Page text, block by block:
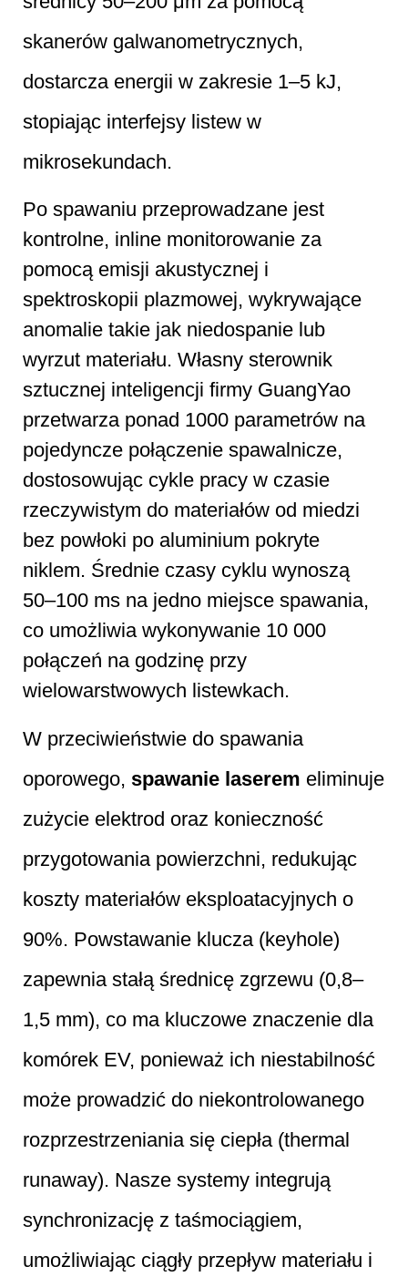
skanerów galwanometrycznych,
dostarcza energii w zakresie 1–5 kJ,
stopiając interfejsy listew w
mikrosekundach.
Po spawaniu przeprowadzane jest
kontrolne, inline monitorowanie za
pomocą emisji akustycznej i
spektroskopii plazmowej, wykrywające
anomalie takie jak niedospanie lub
wyrzut materiału. Własny sterownik
sztucznej inteligencji firmy GuangYao
przetwarza ponad 1000 parametrów na
pojedyncze połączenie spawalnicze,
dostosowując cykle pracy w czasie
rzeczywistym do materiałów od miedzi
bez powłoki po aluminium pokryte
niklem. Średnie czasy cyklu wynoszą
50–100 ms na jedno miejsce spawania,
co umożliwia wykonywanie 10 000
połączeń na godzinę przy
wielowarstwowych listewkach.
W przeciwieństwie do spawania
oporowego, spawanie laserem eliminuje
zużycie elektrod oraz konieczność
przygotowania powierzchni, redukując
koszty materiałów eksploatacyjnych o
90%. Powstawanie klucza (keyhole)
zapewnia stałą średnicę zgrzewu (0,8–
1,5 mm), co ma kluczowe znaczenie dla
komórek EV, ponieważ ich niestabilność
może prowadzić do niekontrolowanego
rozprzestrzeniania się ciepła (thermal
runaway). Nasze systemy integrują
synchronizację z taśmociągiem,
umożliwiając ciągły przepływ materiału i